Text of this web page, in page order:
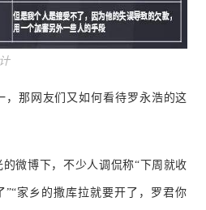
，那网友们又如何看待罗永浩的这
微博下，不少人调侃称“下周就收
”“家乡的撒库拉就要开了，罗君你